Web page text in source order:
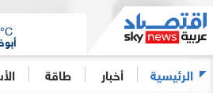
الرئيسية أخبار طاقة
°C